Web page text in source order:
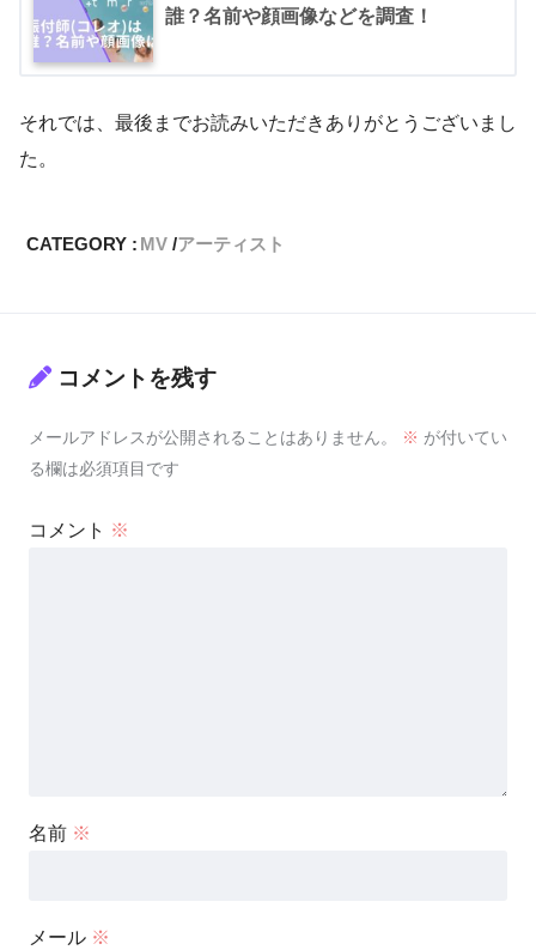
誰？名前や顔画像などを調査！
それでは、最後までお読みいただきありがとうございまし
た。
CATEGORY : MV アーティスト
コメントを残す
メールアドレスが公開されることはありません。 ※ が付いてい
る欄は必須項目です
コメント ※
名前 ※
メール ※